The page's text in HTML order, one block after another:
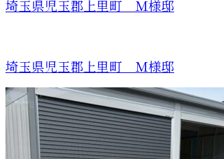
埼玉県児玉郡上里町 Ｍ様邸
埼玉県児玉郡上里町 Ｍ様邸